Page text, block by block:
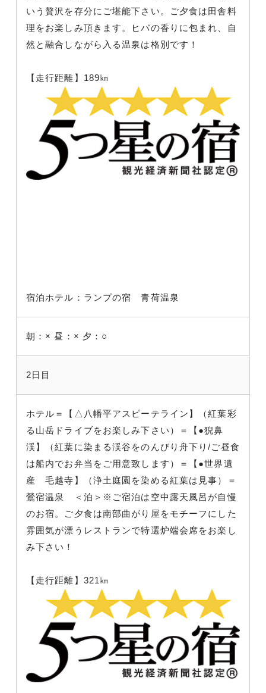
いう贅沢を存分にご堪能下さい。ご夕食は田舎料
理をお楽しみ頂きます。ヒバの香りに包まれ、自
然と融合しながら入る温泉は格別です！
【走行距離】189㎞
宿泊ホテル：ランプの宿 青荷温泉
朝：× 昼：× 夕：○
2日目
ホテル＝【△八幡平アスピーテライン】（紅葉彩
る山岳ドライブをお楽しみ下さい）＝【●猊鼻
渓】（紅葉に染まる渓谷をのんびり舟下り/ご昼食
は船内でお弁当をご用意致します）＝【●世界遺
産 毛越寺】（浄土庭園を染める紅葉は見事）＝
鶯宿温泉 ＜泊＞※ご宿泊は空中露天風呂が自慢
のお宿。ご夕食は南部曲がり屋をモチーフにした
雰囲気が漂うレストランで特選炉端会席をお楽し
み下さい！
【走行距離】321㎞